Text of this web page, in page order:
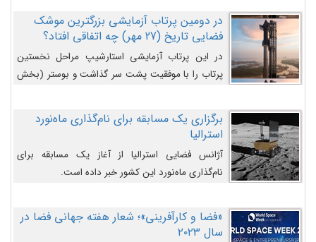
در دومین پرتاب آزمایشی بزرگترین موشک
فضایی تاریخ (27 مهر‌) چه اتفاقی افتاد؟
در این پرتاب آزمایشی استارشیپ مراحل نخستین
پرتاب را با موفقیت پشت سر گذاشت و بوستر (بخش
را وارد مسیر از پیش تعیین‌شده کند و سپس با یک
مکانیزم جدید با موفقیت از آن جدا شود. ‌
برگزاری یک مسابقه برای نام‌گذاری ماه‌نورد
استرالیا
آژانس فضایی استرالیا از آغاز یک مسابقه برای
نام‌گذاری ماه‌نورد این کشور خبر داده است.
«فضا و کارآفرینی»؛ شعار هفته جهانی فضا در
سال ۲۰۲۳